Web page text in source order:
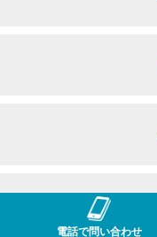
電話で問い合わせ